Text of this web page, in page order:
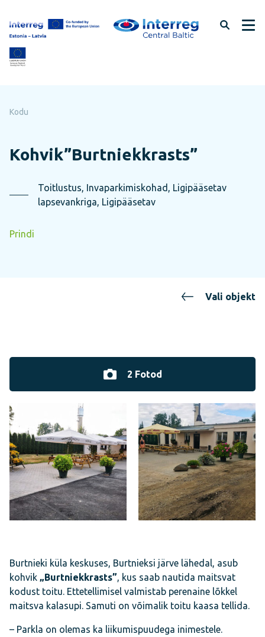
lehe
sisu
vahele
Kodu
Kohvik”Burtniekkrasts”
Toitlustus, Invaparkimiskohad, Ligipääsetav
lapsevankriga, Ligipääsetav
Prindi
Vali objekt
2 Fotod
Burtnieki küla keskuses, Burtnieksi järve lähedal, asub
kohvik „Burtniekkrasts”, kus saab nautida maitsvat
kodust toitu. Ettetellimisel valmistab perenaine lõkkel
maitsva kalasupi. Samuti on võimalik toitu kaasa tellida.
– Parkla on olemas ka liikumispuudega inimestele.